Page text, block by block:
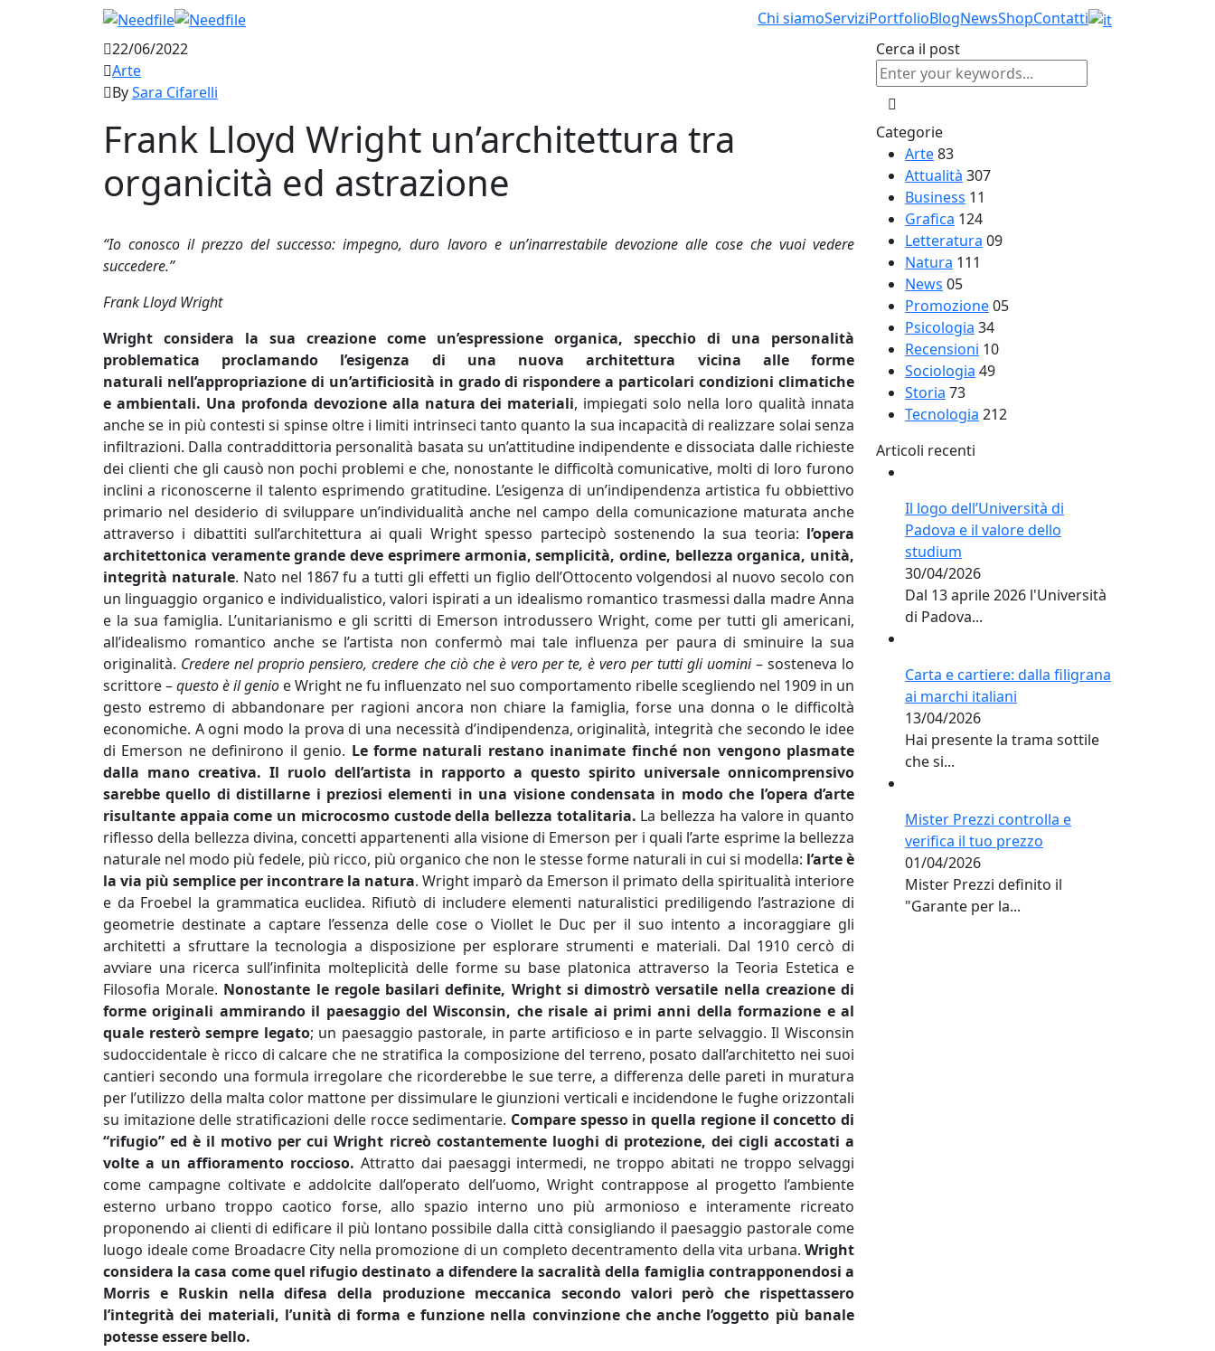
Chi siamoServiziPortfolioBlogNewsShopContatti
22/06/2022
Arte
BySara Cifarelli
Frank Lloyd Wright un’architettura tra
organicità ed astrazione
“Io conosco il prezzo del successo: impegno, duro lavoro e un’inarrestabile devozione alle cose che vuoi vedere
succedere.”
Frank Lloyd Wright
Wright considera la sua creazione come un’espressione organica, specchio di una personalità
problematica proclamando l’esigenza di una nuova architettura vicina alle forme
naturali nell’appropriazione di un’artificiosità in grado di rispondere a particolari condizioni climatiche
e ambientali. Una profonda devozione alla natura dei materiali, impiegati solo nella loro qualità innata
anche se in più contesti si spinse oltre i limiti intrinseci tanto quanto la sua incapacità di realizzare solai senza
infiltrazioni. Dalla contraddittoria personalità basata su un’attitudine indipendente e dissociata dalle richieste
dei clienti che gli causò non pochi problemi e che, nonostante le difficoltà comunicative, molti di loro furono
inclini a riconoscerne il talento esprimendo gratitudine. L’esigenza di un’indipendenza artistica fu obbiettivo
primario nel desiderio di sviluppare un’individualità anche nel campo della comunicazione maturata anche
attraverso i dibattiti sull’architettura ai quali Wright spesso partecipò sostenendo la sua teoria: l’opera
architettonica veramente grande deve esprimere armonia, semplicità, ordine, bellezza organica, unità,
integrità naturale. Nato nel 1867 fu a tutti gli effetti un figlio dell’Ottocento volgendosi al nuovo secolo con
un linguaggio organico e individualistico, valori ispirati a un idealismo romantico trasmessi dalla madre Anna
e la sua famiglia. L’unitarianismo e gli scritti di Emerson introdussero Wright, come per tutti gli americani,
all’idealismo romantico anche se l’artista non confermò mai tale influenza per paura di sminuire la sua
originalità. Credere nel proprio pensiero, credere che ciò che è vero per te, è vero per tutti gli uomini– sosteneva lo
scrittore –questo è il genio e Wright ne fu influenzato nel suo comportamento ribelle scegliendo nel 1909 in un
gesto estremo di abbandonare per ragioni ancora non chiare la famiglia, forse una donna o le difficoltà
economiche. A ogni modo la prova di una necessità d’indipendenza, originalità, integrità che secondo le idee
di Emerson ne definirono il genio. Le forme naturali restano inanimate finché non vengono plasmate
dalla mano creativa. Il ruolo dell’artista in rapporto a questo spirito universale onnicomprensivo
sarebbe quello di distillarne i preziosi elementi in una visione condensata in modo che l’opera d’arte
risultante appaia come un microcosmo custode della bellezza totalitaria. La bellezza ha valore in quanto
riflesso della bellezza divina, concetti appartenenti alla visione di Emerson per i quali l’arte esprime la bellezza
naturale nel modo più fedele, più ricco, più organico che non le stesse forme naturali in cui si modella: l’arte è
la via più semplice per incontrare la natura. Wright imparò da Emerson il primato della spiritualità interiore
e da Froebel la grammatica euclidea. Rifiutò di includere elementi naturalistici prediligendo l’astrazione di
geometrie destinate a captare l’essenza delle cose o Viollet le Duc per il suo intento a incoraggiare gli
architetti a sfruttare la tecnologia a disposizione per esplorare strumenti e materiali. Dal 1910 cercò di
avviare una ricerca sull’infinita molteplicità delle forme su base platonica attraverso la Teoria Estetica e
Filosofia Morale. Nonostante le regole basilari definite, Wright si dimostrò versatile nella creazione di
forme originali ammirando il paesaggio del Wisconsin, che risale ai primi anni della formazione e al
quale resterò sempre legato; un paesaggio pastorale, in parte artificioso e in parte selvaggio. Il Wisconsin
sudoccidentale è ricco di calcare che ne stratifica la composizione del terreno, posato dall’architetto nei suoi
cantieri secondo una formula irregolare che ricorderebbe le sue terre, a differenza delle pareti in muratura
per l’utilizzo della malta color mattone per dissimulare le giunzioni verticali e incidendone le fughe orizzontali
su imitazione delle stratificazioni delle rocce sedimentarie. Compare spesso in quella regione il concetto di
“rifugio” ed è il motivo per cui Wright ricreò costantemente luoghi di protezione, dei cigli accostati a
volte a un affioramento roccioso. Attratto dai paesaggi intermedi, ne troppo abitati ne troppo selvaggi
come campagne coltivate e addolcite dall’operato dell’uomo, Wright contrappose al progetto l’ambiente
esterno urbano troppo caotico forse, allo spazio interno uno più armonioso e interamente ricreato
proponendo ai clienti di edificare il più lontano possibile dalla città consigliando il paesaggio pastorale come
luogo ideale come Broadacre City nella promozione di un completo decentramento della vita urbana. Wright
considera la casa come quel rifugio destinato a difendere la sacralità della famiglia contrapponendosi a
Morris e Ruskin nella difesa della produzione meccanica secondo valori però che rispettassero
l’integrità dei materiali, l’unità di forma e funzione nella convinzione che anche l’oggetto più banale
potesse essere bello.
Cerca il post
Categorie
Arte83
Attualità 307
Business 11
Grafica 124
Letteratura 09
Natura 111
News 05
Promozione05
Psicologia 34
Recensioni 10
Sociologia 49
Storia 73
Tecnologia 212
Articoli recenti
Il logo dell’Università di
Padova e il valore dello
studium
30/04/2026
Dal 13 aprile 2026 l'Università
di Padova...
Carta e cartiere: dalla filigrana
ai marchi italiani
13/04/2026
Hai presente la trama sottile
che si...
Mister Prezzi controlla e
verifica il tuo prezzo
01/04/2026
Mister Prezzi definito il
"Garante per la...